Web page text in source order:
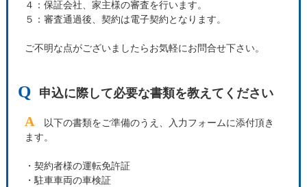
４：保証会社、家主様の審査を行います。
５：審査通過後、契約は電子契約となります。
ご不明な点がございましたらお気軽にお問合せ下さい。
Q 申込に際して必要な書類を教えてください
A
以下の書類をご準備のうえ、入力フォームに添付頂き
ます。
・契約者様の運転免許証
・駐車車両の車検証